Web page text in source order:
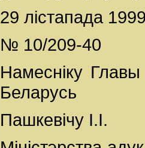
29 лістапада
№ 10/209-40
Намесніку Главы
Беларусь
Пашкевічу І.І.